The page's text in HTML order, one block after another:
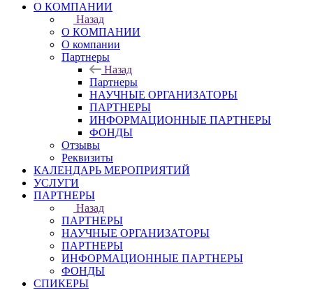
О КОМПАНИИ
Назад
О КОМПАНИИ
О компании
Партнеры
Назад
Партнеры
НАУЧНЫЕ ОРГАНИЗАТОРЫ
ПАРТНЕРЫ
ИНФОРМАЦИОННЫЕ ПАРТНЕРЫ
ФОНДЫ
Отзывы
Реквизиты
КАЛЕНДАРЬ МЕРОПРИЯТИЙ
УСЛУГИ
ПАРТНЕРЫ
Назад
ПАРТНЕРЫ
НАУЧНЫЕ ОРГАНИЗАТОРЫ
ПАРТНЕРЫ
ИНФОРМАЦИОННЫЕ ПАРТНЕРЫ
ФОНДЫ
СПИКЕРЫ